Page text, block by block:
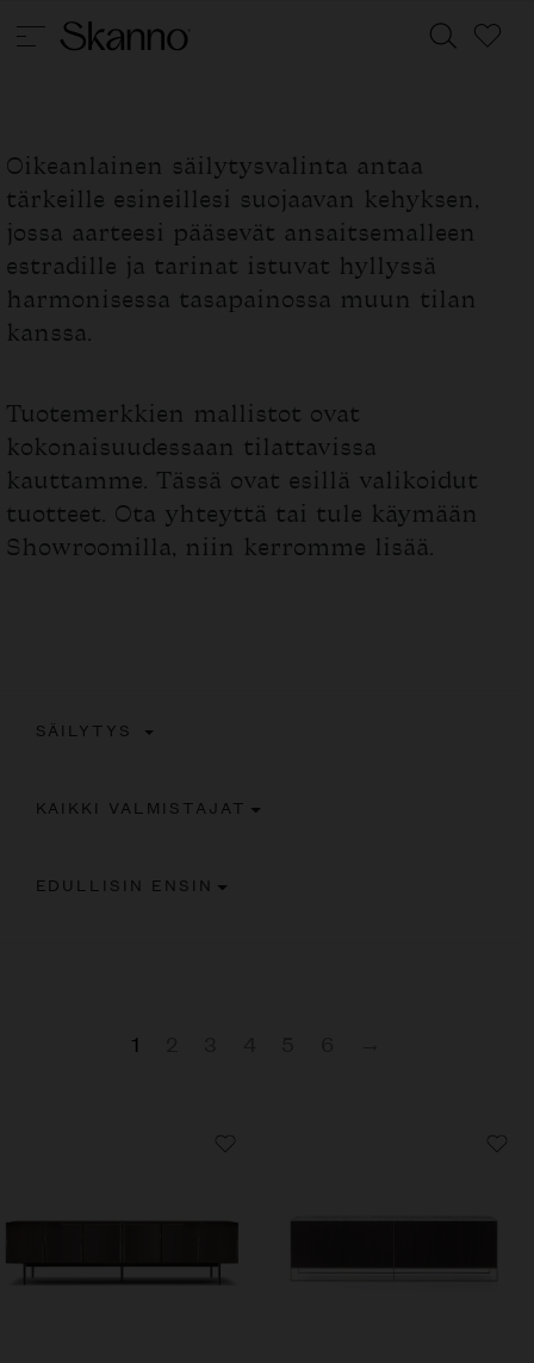
Haku
Type 2 or more characters for results.
Oikeanlainen säilytysvalinta antaa
tärkeille esineillesi suojaavan kehyksen,
jossa aarteesi pääsevät ansaitsemalleen
estradille ja tarinat istuvat hyllyssä
harmonisessa tasapainossa muun tilan
kanssa.
Tuotemerkkien mallistot ovat
kokonaisuudessaan tilattavissa
kauttamme. Tässä ovat esillä valikoidut
tuotteet. Ota yhteyttä tai tule käymään
Showroomilla, niin kerromme lisää.
SÄILYTYS
KAIKKI VALMISTAJAT
EDULLISIN ENSIN
1